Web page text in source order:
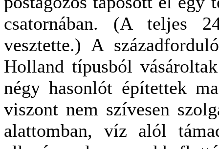
csatornában. (A teljes
vesztette.) A
Holland típusból
négy hasonlót építettek
viszont nem szívesen
alattomban, víz alól